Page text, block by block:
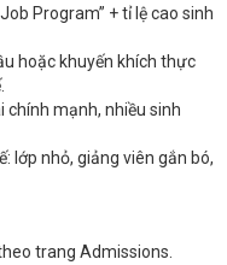
Program” + tỉ lệ cao sinh
hoặc khuyến khích thực
chính mạnh, nhiều sinh
lớp nhỏ, giảng viên gắn bó,
trang Admissions.